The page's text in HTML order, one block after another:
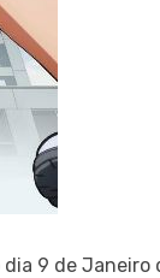
9 de